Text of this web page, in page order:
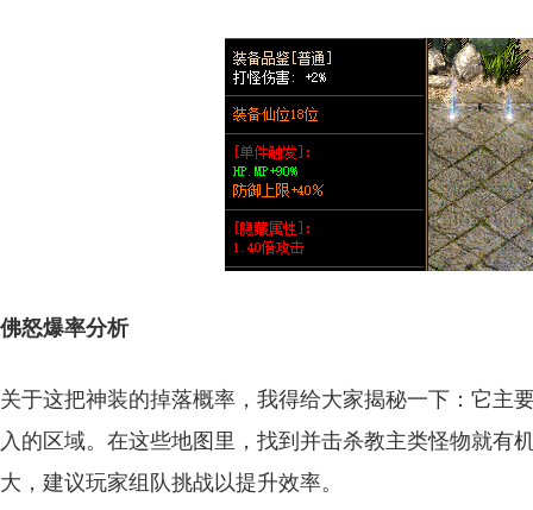
佛怒爆率分析
关于这把神装的掉落概率，我得给大家揭秘一下：它主
入的区域。在这些地图里，找到并击杀教主类怪物就有
大，建议玩家组队挑战以提升效率。